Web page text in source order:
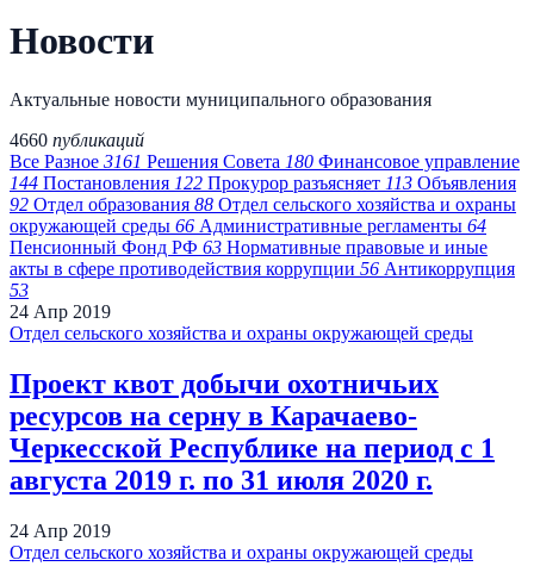
Новости
Актуальные новости муниципального образования
4660 публикаций
Все Разное 3161 Решения Совета 180 Финансовое управление
144 Постановления 122 Прокурор разъясняет 113 Объявления
92 Отдел образования 88 Отдел сельского хозяйства и охраны
окружающей среды 66 Административные регламенты 64
Пенсионный Фонд РФ 63 Нормативные правовые и иные
акты в сфере противодействия коррупции 56 Антикоррупция
53
24 Апр 2019
Отдел сельского хозяйства и охраны окружающей среды
Проект квот добычи охотничьих
ресурсов на серну в Карачаево-
Черкесской Республике на период с 1
августа 2019 г. по 31 июля 2020 г.
24 Апр 2019
Отдел сельского хозяйства и охраны окружающей среды